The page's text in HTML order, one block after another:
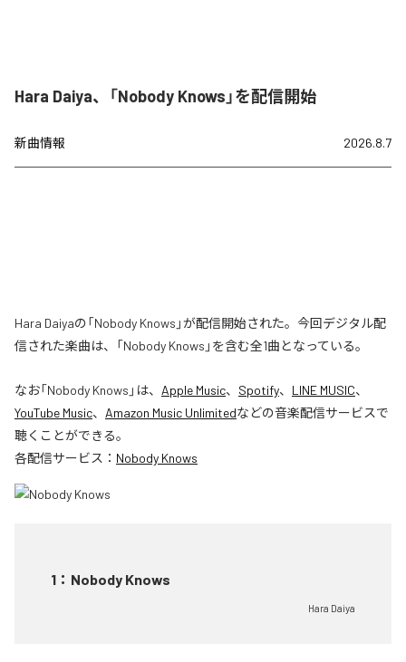
Hara Daiya、「Nobody Knows」を配信開始
新曲情報 2026.8.7
Hara Daiyaの「Nobody Knows」が配信開始された。今回デジタル配
信された楽曲は、「Nobody Knows」を含む全1曲となっている。
なお「Nobody Knows 」は、 Apple Music、 Spotify、 LINE MUSIC、
YouTube Music、 Amazon Music Unlimitedなどの音楽配信サービスで
聴くことができる。
各配信サービス： Nobody Knows
1 ： Nobody Knows
Hara Daiya